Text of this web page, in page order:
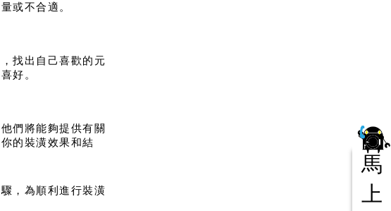
或不合適。
找出自己喜歡的元
好。
們將能夠提供有關
的裝潢效果和結
，為順利進行裝潢
馬
上